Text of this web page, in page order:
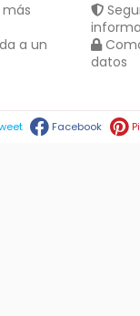
a un
datos
Facebook